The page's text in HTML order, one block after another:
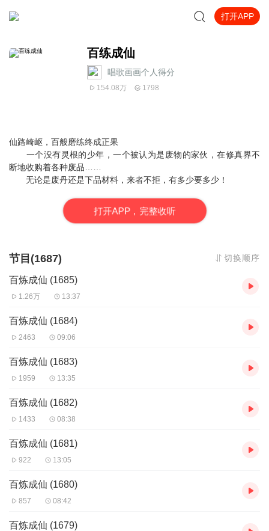
打开APP
百练成仙
唱歌画画个人得分
154.08万 1798
仙路崎岖，百般磨练终成正果
一个没有灵根的少年，一个被认为是废物的家伙，在修真界不
断地收购着各种废品……
无论是废丹还是下品材料，来者不拒，有多少要多少！
打开APP，完整收听
节目(1687) 切换顺序
百炼成仙 (1685)
1.26万 13:37
百炼成仙 (1684)
2463 09:06
百炼成仙 (1683)
1959 13:35
百炼成仙 (1682)
1433 08:38
百炼成仙 (1681)
922 13:05
百炼成仙 (1680)
857 08:42
百炼成仙 (1679)